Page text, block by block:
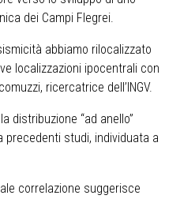
dei Campi Flegrei.
abbiamo rilocalizzato
localizzazioni ipocentrali con
ricercatrice dell’INGV.
distribuzione “ad anello”
precedenti studi, individuata a
correlazione suggerisce